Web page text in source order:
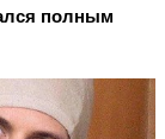
полным